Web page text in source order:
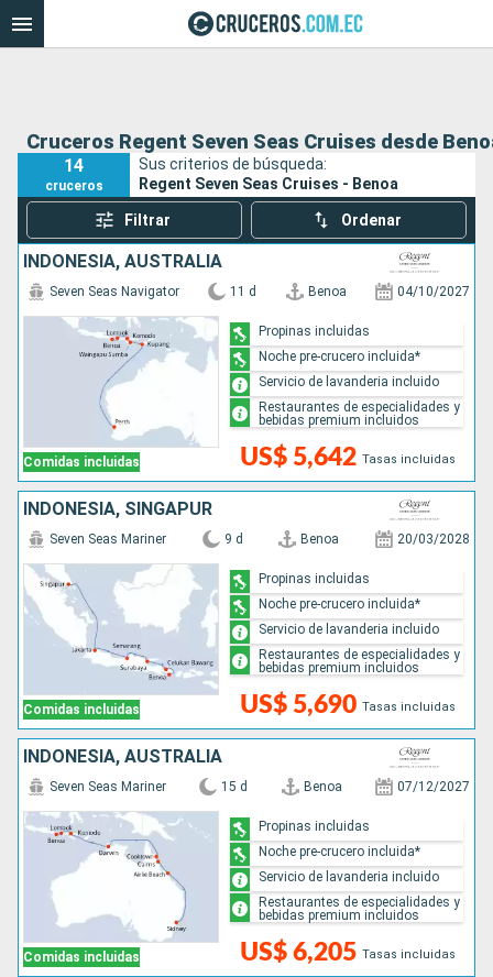
Cruceros Regent Seven Seas Cruises desde
14
cruceros
Sus criterios de búsqueda:
Regent Seven Seas Cruises - Benoa
Filtrar Ordenar
INDONESIA, AUSTRALIA
Comidas incluidas
Seven Seas Navigator 11 d Benoa 04/10/2027
US$ 5,642 Tasas incluidas
Propinas incluidas
Noche pre-crucero incluida*
Servicio de lavanderia incluido
Restaurantes de especialidades y
bebidas premium incluidos
INDONESIA, SINGAPUR
Comidas incluidas
Seven Seas Mariner 9 d Benoa 20/03/2028
US$ 5,690 Tasas incluidas
Propinas incluidas
Noche pre-crucero incluida*
Servicio de lavanderia incluido
Restaurantes de especialidades y
bebidas premium incluidos
INDONESIA, AUSTRALIA
Comidas incluidas
Seven Seas Mariner 15 d Benoa 07/12/2027
US$ 6,205 Tasas incluidas
Propinas incluidas
Noche pre-crucero incluida*
Servicio de lavanderia incluido
Restaurantes de especialidades y
bebidas premium incluidos